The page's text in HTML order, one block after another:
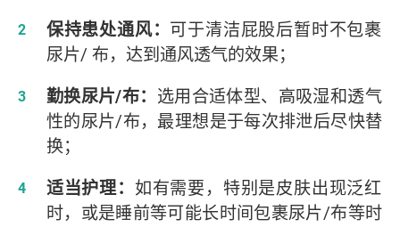
保持患处通风： 可于清洁屁股后暂时不包裹
尿片/ 布，达到通风透气的效果；
勤换尿片/布： 选用合适体型、高吸湿和透气
性的尿片/布，最理想是于每次排泄后尽快替
换；
适当护理： 如有需要，特别是皮肤出现泛红
时，或是睡前等可能长时间包裹尿片/布等时